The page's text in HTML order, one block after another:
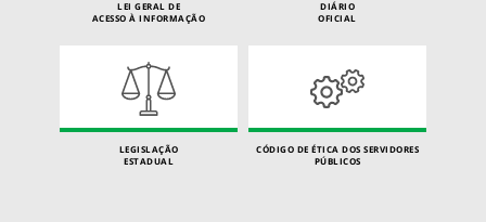
LEI GERAL DE
ACESSO À INFORMAÇÃO
DIÁRIO
OFICIAL
LEGISLAÇÃO
ESTADUAL
CÓDIGO DE ÉTICA DOS SERVIDORES
PÚBLICOS